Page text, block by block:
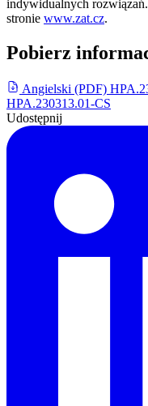
indywidualnych
stronie www.zat.cz.
Pobierz
Angielski (PDF)
HPA.230313.01-CS
Udostępnij